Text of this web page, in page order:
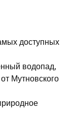
доступных
водопад,
Мутновского